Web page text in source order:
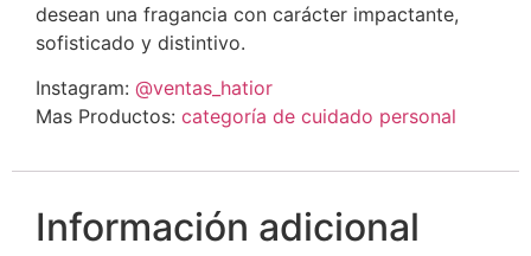
desean una fragancia con carácter impactante,
sofisticado y distintivo.
Instagram: @ventas_hatior
Mas Productos: categoría de cuidado personal
Información adicional